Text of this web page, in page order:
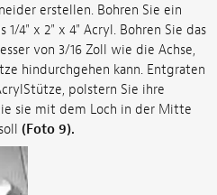
erstellen. Bohren Sie ein
1/4" x 2" x 4" Acryl. Bohren Sie das
von 3/16 Zoll wie die Achse,
hindurchgehen kann. Entgraten
polstern Sie ihre
sie mit dem Loch in der Mitte
(Foto 9).